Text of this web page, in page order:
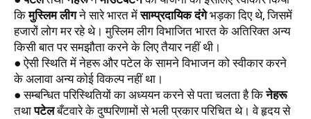
कि मुस्लिम लीग ने सारे भारत में साम्प्रदायिक दंगे भड़का दिए थे, जिसमें
हजारों लोग मर रहे थे। मुस्लिम लीग विभाजित भारत के अतिरिक्त अन्य
किसी बात पर समझौता करने के लिए तैयार नहीं थी।
● ऐसी स्थिति में नेहरू और पटेल के सामने विभाजन को स्वीकार करने
के अलावा अन्य कोई विकल्प नहीं था।
● सम्बन्धित परिस्थितियों का अध्ययन करने से पता चलता है कि नेहरू
तथा पटेल बँटवारे के दुष्परिणामों से भली प्रकार परिचित थे। वे हृदय से